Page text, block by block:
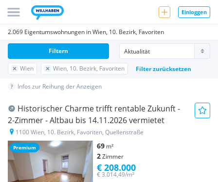
Einloggen
2.069 Eigentumswohnungen in Wien, 10. Bezirk, Favoriten
Wien Wien, 10. Bezirk, Favoriten Filter zurücksetzen
Filtern
Infos zur Reihung der Anzeigen
Premium
Historischer Charme trifft rentable Zukunft -
2-Zimmer - Altbau bis 14.11.2026 vermietet
1100 Wien, 10. Bezirk, Favoriten, Quellenstraße
69 m²
2Zimmer
€ 3.014,49/m²
€ 208.000